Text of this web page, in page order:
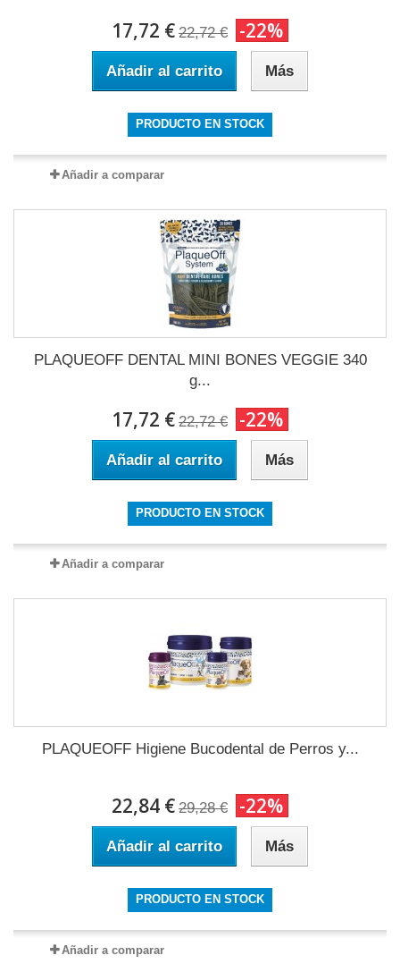
17,72 € 22,72 € -22%
Añadir al carrito Más
PRODUCTO EN STOCK
Añadir a comparar
PLAQUEOFF DENTAL MINI BONES VEGGIE 340
g...
17,72 € 22,72 € -22%
Añadir al carrito Más
PRODUCTO EN STOCK
Añadir a comparar
PLAQUEOFF Higiene Bucodental de Perros y...
22,84 € 29,28 € -22%
Añadir al carrito Más
PRODUCTO EN STOCK
Añadir a comparar